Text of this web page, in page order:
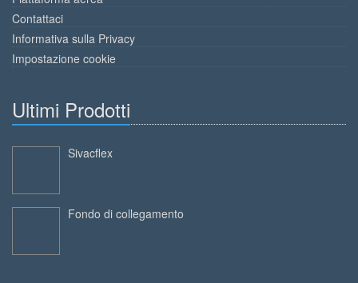
Contattaci
Informativa sulla Privacy
Impostazione cookie
Ultimi Prodotti
Sivacflex
Fondo di collegamento